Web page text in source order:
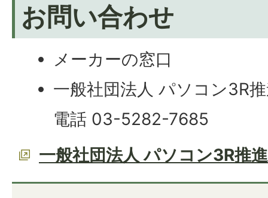
お問い合わせ
メーカーの窓口
一般社団法人 パソコン3R
電話 03-5282-7685
一般社団法人 パソコン3R推